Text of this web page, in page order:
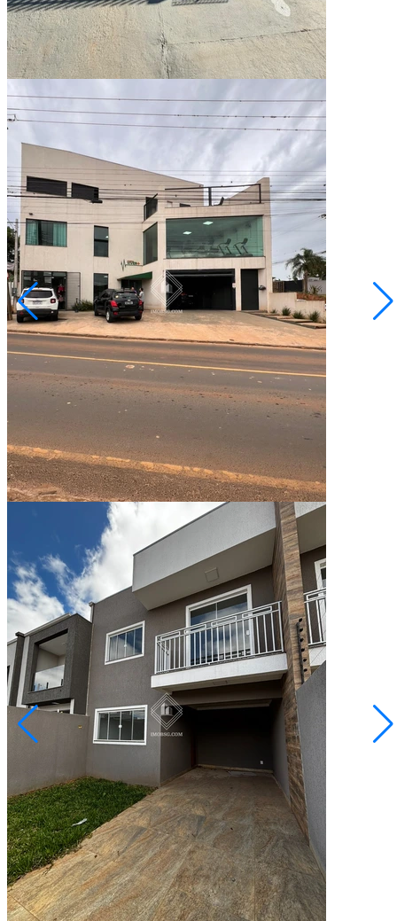
2Quartos
1Vaga
100,00Área Privativa (m²)
Conversar no WhatsApp
Contorno
R$ 3.500.000,00
R$ 2.980.000,00
Sobrado 3 pavimentos - Região Contorno
Ponta Grossa/PR
2073148.001
3Quartos
1Vaga
Conversar no WhatsApp
Uvaranas
R$ 550.000,00
Sobrado com 3 quartos - Vila Marina
Ponta Grossa/PR
2073125.001
3Quartos
1Suíte
2Vagas
140,00Área Privativa (m²)